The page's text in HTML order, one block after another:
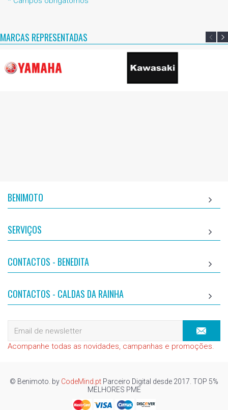
MARCAS REPRESENTADAS
BENIMOTO
SERVIÇOS
CONTACTOS - BENEDITA
CONTACTOS - CALDAS DA RAINHA
Acompanhe todas as novidades, campanhas e promoções.
© Benimoto. by CodeMind.pt Parceiro Digital desde 2017. TOP 5%
MELHORES PME